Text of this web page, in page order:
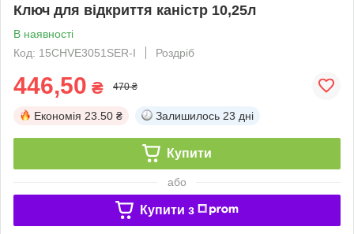
Ключ для відкриття каністр 10,25л
В наявності
Код: 15CHVE3051SER-I
Роздріб
446,50 ₴ 470 ₴
Економія 23.50 ₴ Залишилось 23 дні
Купити
або
Купити з